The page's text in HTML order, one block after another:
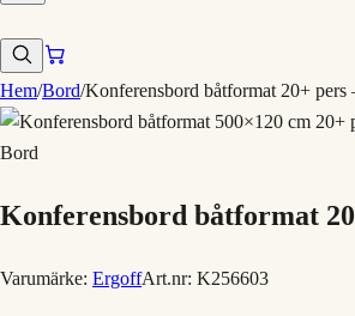
Hem/Bord/Konferensbord båtformat 20+ pers
Bord
Konferensbord båtformat
Varumärke: ErgoffArt.nr: K256603